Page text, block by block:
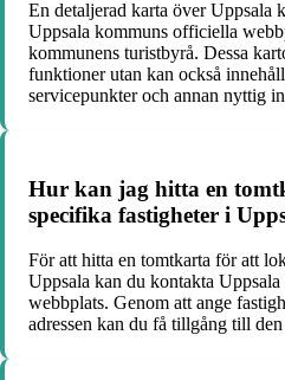
En detaljerad karta över Uppsala
Uppsala kommuns officiella
kommunens turistbyrå. Dessa
funktioner utan kan också
servicepunkter och annan nyttig
Hur kan jag hitta en
specifika fastigheter i
För att hitta en tomtkarta för att
Uppsala kan du kontakta
webbplats. Genom att ange
adressen kan du få tillgång till